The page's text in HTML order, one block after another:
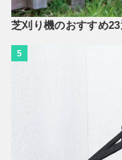
芝刈り機のおすすめ
5